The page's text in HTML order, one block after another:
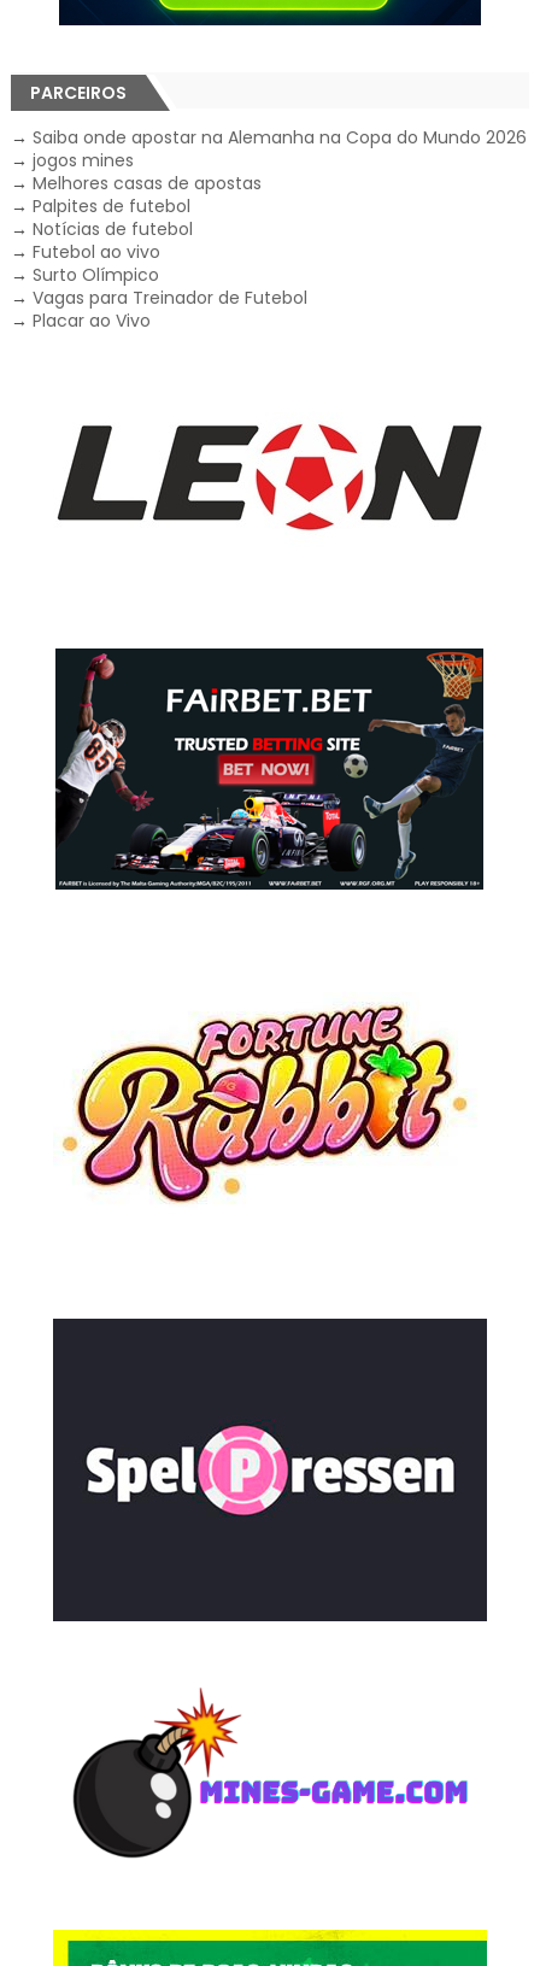
PARCEIROS
→ Saiba onde apostar na Alemanha na Copa do Mundo 2026
→ jogos mines
→ Melhores casas de apostas
→ Palpites de futebol
→ Notícias de futebol
→ Futebol ao vivo
→ Surto Olímpico
→ Vagas para Treinador de Futebol
→ Placar ao Vivo